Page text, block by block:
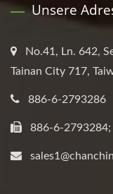
Unsere
No.41, Ln. 642,
Tainan City 717,
886-6-2793286
886-6-